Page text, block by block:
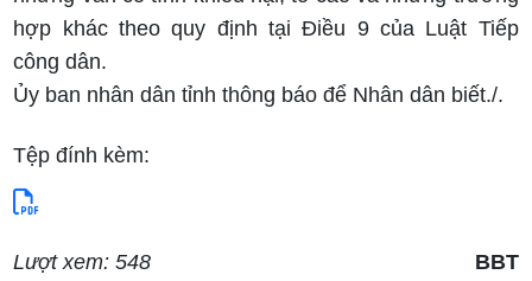
hợp khác theo quy định tại Điều 9 của Luật Tiếp
công dân.
Ủy ban nhân dân tỉnh thông báo để Nhân dân biết./.
Tệp đính kèm:
Lượt xem: 548 BBT